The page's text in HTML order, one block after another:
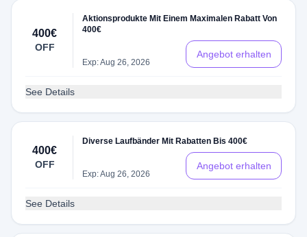
400€
OFF
Aktionsprodukte Mit Einem Maximalen Rabatt Von
400€
Exp: Aug 26, 2026
Angebot erhalten
See Details
400€
OFF
Diverse Laufbänder Mit Rabatten Bis 400€
Exp: Aug 26, 2026
Angebot erhalten
See Details